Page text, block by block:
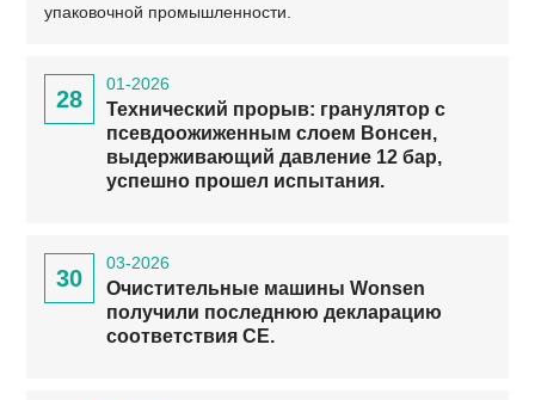
упаковочной промышленности.
28
01-2026
Технический прорыв: гранулятор с
псевдоожиженным слоем Вонсен,
выдерживающий давление 12 бар,
успешно прошел испытания.
30
03-2026
Очистительные машины Wonsen
получили последнюю декларацию
соответствия CE.